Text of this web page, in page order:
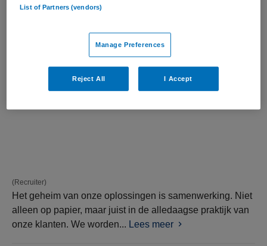
interessant zijn.
(Recruiter)
Het geheim van onze oplossingen is samenwerking. Niet
alleen op papier, maar juist in de alledaagse praktijk van
onze klanten. We worden... Lees meer
List of Partners (vendors)
Manage Preferences
Reject All I Accept